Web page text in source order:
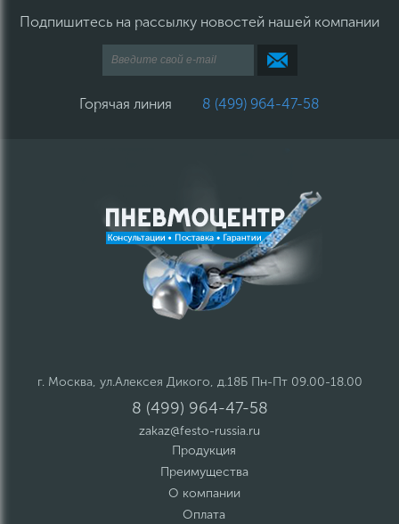
Подпишитесь на рассылку новостей нашей компании
Горячая линия 8 (499) 964-47-58
г. Москва, ул.Алексея Дикого, д.18Б Пн-Пт 09.00-18.00
8 (499) 964-47-58
zakaz@festo-russia.ru
Продукция
Преимущества
О компании
Оплата